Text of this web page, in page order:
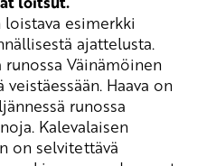
esimerkki
ajattelusta.
runossa Väinämöinen
Haava on
runossa
Kalevalaisen
on selvitettävä